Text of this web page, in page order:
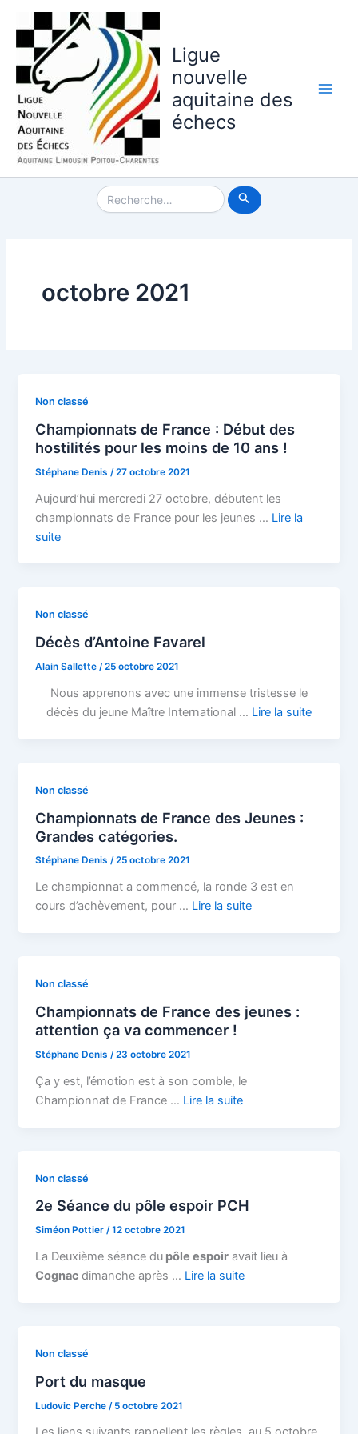
contenu
Ligue
nouvelle
aquitaine des
échecs
Rechercher :
octobre 2021
Non classé
Championnats de France : Début des
hostilités pour les moins de 10 ans !
Stéphane Denis /27 octobre 2021
Aujourd’hui mercredi 27 octobre, débutent les
championnats de France pour les jeunes … Lire la
suite
Non classé
Décès d’Antoine Favarel
Alain Sallette/25 octobre 2021
Nous apprenons avec une immense tristesse le
décès du jeune Maître International … Lire la suite
Non classé
Championnats de France des Jeunes :
Grandes catégories.
Stéphane Denis/25 octobre 2021
Le championnat a commencé, la ronde 3 est en
cours d’achèvement, pour … Lire la suite
Non classé
Championnats de France des jeunes :
attention ça va commencer !
Stéphane Denis/23 octobre 2021
Ça y est, l’émotion est à son comble, le
Championnat de France … Lire la suite
Non classé
2e Séance du pôle espoir PCH
Siméon Pottier/12 octobre 2021
La Deuxième séance du pôle espoir avait lieu à
Cognacdimanche après … Lire la suite
Non classé
Port du masque
Ludovic Perche / 5 octobre 2021